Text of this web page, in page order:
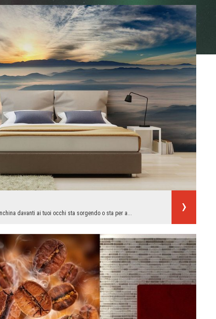
davanti ai tuoi occhi sta sorgendo o sta per a...